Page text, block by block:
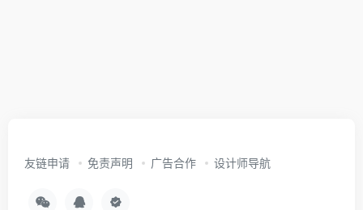
友链申请 免责声明 广告合作 设计师导航